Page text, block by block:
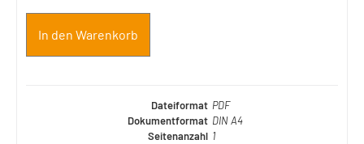
In den Warenkorb
Dateiformat PDF
Dokumentformat DIN A4
Seitenanzahl 1